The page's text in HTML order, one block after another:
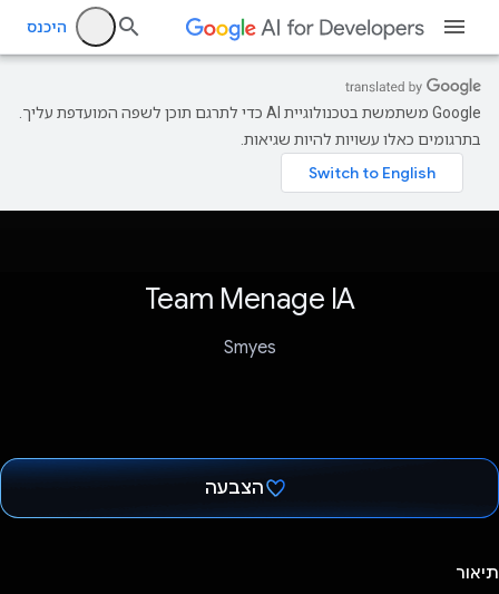
היכנס
‫Google משתמשת בטכנולוגיית AI כדי לתרגם תוכן לשפה המועדפת עליך.
בתרגומים כאלו עשויות להיות שגיאות.
Team Menage IA
Smyes
הצבעה
תיאור